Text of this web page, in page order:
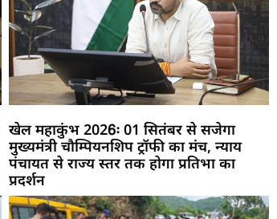
खेल महाकुंभ 2026ः 01 सितंबर से सजेगा
मुख्यमंत्री चौम्पियनशिप ट्रॉफी का मंच, न्याय
पंचायत से राज्य स्तर तक होगा प्रतिभा का
प्रदर्शन